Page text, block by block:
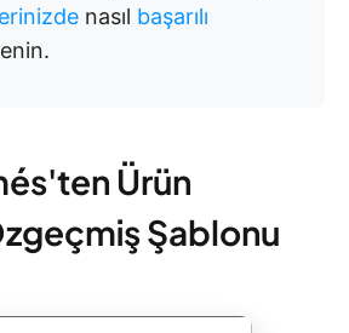
nasıl başarılı
Ürün
Şablonu